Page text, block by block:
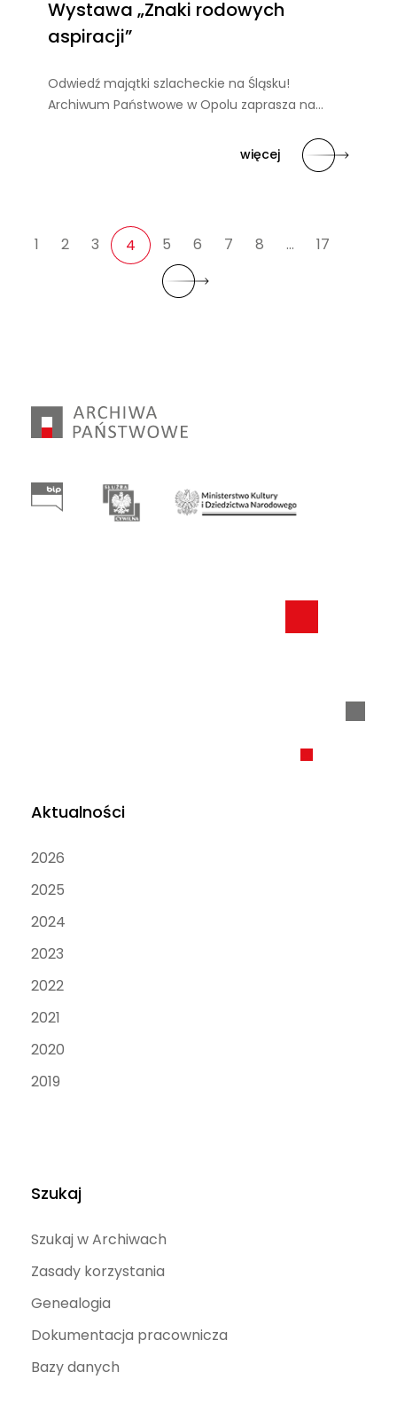
Wystawa „Znaki rodowych
aspiracji”
Odwiedź majątki szlacheckie na Śląsku!
Archiwum Państwowe w Opolu zaprasza na…
więcej
1 2 3 4 5 6 7 8 … 17
Aktualności
2026
2025
2024
2023
2022
2021
2020
2019
Szukaj
Szukaj w Archiwach
Zasady korzystania
Genealogia
Dokumentacja pracownicza
Bazy danych